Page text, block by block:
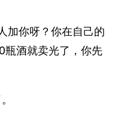
加你呀？你在自己的
瓶酒就卖光了，你先